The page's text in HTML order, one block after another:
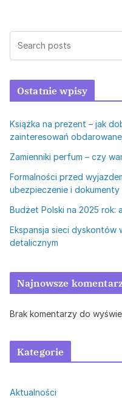
Ostatnie wpisy
Książka na prezent – jak
zainteresowań
Zamienniki perfum – czy
Formalności przed
ubezpieczenie i dokumenty
Budżet Polski na 2025 rok:
Ekspansja sieci dyskontów
detalicznym
Najnowsze
Brak komentarzy do
Kategorie
Aktualności